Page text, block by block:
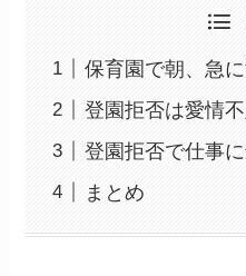
保育園で朝、急
登園拒否は愛情不
登園拒否で仕事
まとめ